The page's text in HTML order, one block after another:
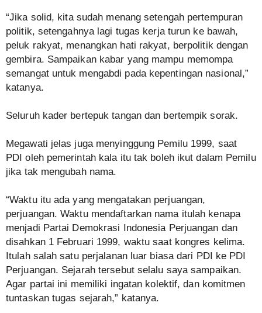
“Jika solid, kita sudah menang setengah pertempuran
politik, setengahnya lagi tugas kerja turun ke bawah,
peluk rakyat, menangkan hati rakyat, berpolitik dengan
gembira. Sampaikan kabar yang mampu memompa
semangat untuk mengabdi pada kepentingan nasional,”
katanya.
Seluruh kader bertepuk tangan dan bertempik sorak.
Megawati jelas juga menyinggung Pemilu 1999, saat
PDI oleh pemerintah kala itu tak boleh ikut dalam Pemilu
jika tak mengubah nama.
“Waktu itu ada yang mengatakan perjuangan,
perjuangan. Waktu mendaftarkan nama itulah kenapa
menjadi Partai Demokrasi Indonesia Perjuangan dan
disahkan 1 Februari 1999, waktu saat kongres kelima.
Itulah salah satu perjalanan luar biasa dari PDI ke PDI
Perjuangan. Sejarah tersebut selalu saya sampaikan.
Agar partai ini memiliki ingatan kolektif, dan komitmen
tuntaskan tugas sejarah,” katanya.